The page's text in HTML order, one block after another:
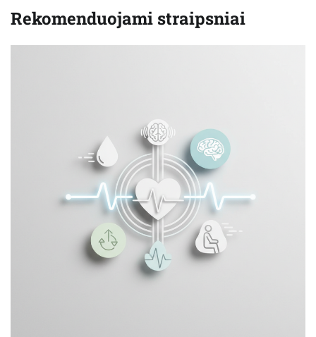
Rekomenduojami straipsniai